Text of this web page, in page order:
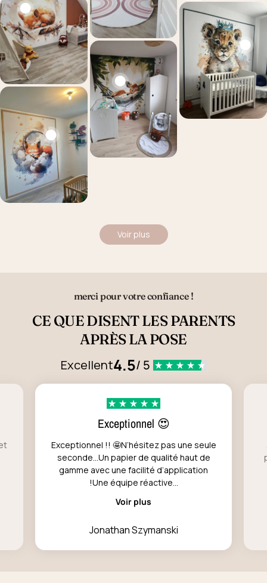
Voir plus
merci pour votre confiance !
CE QUE DISENT LES PARENTS
APRÈS LA POSE
Excellent4.5/ 5
Exceptionnel 😍
Exceptionnel !! 🤩N’hésitez pas une seule
seconde…Un papier de qualité haut de
gamme avec une facilité d’application
!Une équipe réactive...
Voir plus
Jonathan Szymanski